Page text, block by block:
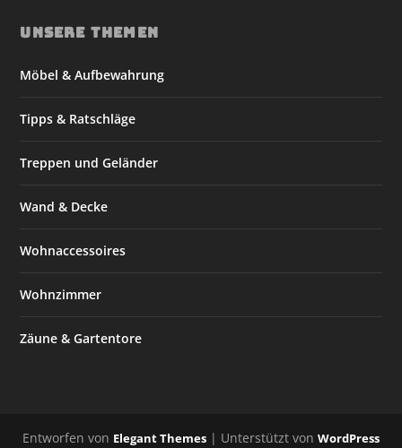
UNSERE THEMEN
Möbel & Aufbewahrung
Tipps & Ratschläge
Treppen und Geländer
Wand & Decke
Wohnaccessoires
Wohnzimmer
Zäune & Gartentore
Entworfen von Elegant Themes | Unterstützt von WordPress